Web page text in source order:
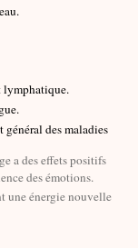
lymphatique.
des maladies
a des effets positifs
des émotions.
une énergie nouvelle